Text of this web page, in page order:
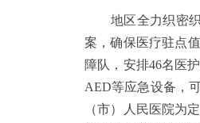
地区全力织密织
案，确保医疗驻点
障队，安排46名医
AED等应急设备，
（市）人民医院为